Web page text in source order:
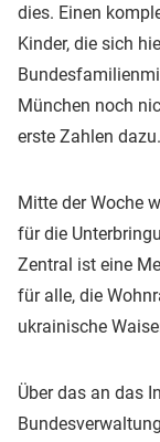
dies. Einen
Kinder, die sich
München noch
erste Zahlen dazu.
Mitte der Woche
für die
Zentral ist eine
für alle, die
ukrainische
Über das an das